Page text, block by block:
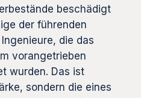
beschädigt
der führenden
die das
vorangetrieben
wurden. Das ist
sondern die eines